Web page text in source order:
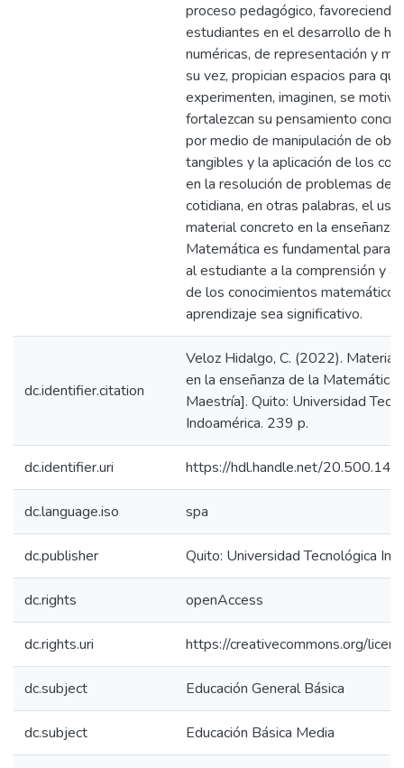
proceso pedagógico, favoreciendo
estudiantes en el desarrollo de
numéricas, de representación y
su vez, propician espacios para que
experimenten, imaginen, se
fortalezcan su pensamiento
por medio de manipulación de
tangibles y la aplicación de los
en la resolución de problemas de
cotidiana, en otras palabras, el uso
material concreto en la enseñanza
Matemática es fundamental para
al estudiante a la comprensión y
de los conocimientos
aprendizaje sea significativo.
dc.identifier.citation
Veloz Hidalgo, C. (2022). Material
en la enseñanza de la
Maestría]. Quito: Universidad
Indoamérica. 239 p.
dc.identifier.uri https://hdl.handle.net/
dc.language.iso spa
dc.publisher Quito: Universidad Tecnológica
dc.rights openAccess
dc.rights.uri https://creativecommons.org/
dc.subject Educación General Básica
dc.subject Educación Básica Media